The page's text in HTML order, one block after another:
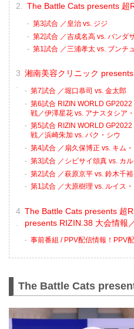
The Battle Cats presents 超
第3試合 ／皇治 vs. ジジ
第2試合 ／吉成名高 vs. バンダ
第1試合 ／三浦孝太 vs. ブンチ
湘南美容クリニック
第7試合 ／堀口恭司 vs. 金太郎
第6試合 RIZIN WORLD
戦／伊澤星花 vs. アナスタシア
第5試合 RIZIN WORLD
戦／浜崎朱加 vs. パク・シウ
第4試合 ／扇久保博正 vs. キム
第3試合 ／シビサイ頌真 vs. カ
第2試合 ／萩原京平 vs. 鈴木千裕
第1試合 ／大原樹理 vs. ルイス
The Battle Cats presents 超
presents RIZIN.38 大会情報
事前番組 / PPV配信情報！PPV
The Battle Cats